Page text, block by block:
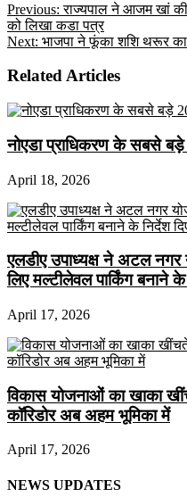
Previous: राज्यपाल ने आजम खां की
को लिखा कडा पत्र
Next: भाजपा ने फूंका शशि थरूर
Related Articles
नोएडा प्राधिकरण के सबसे बड़े
April 18, 2026
एलडीए उपाध्यक्ष ने अटल नगर
लिए मल्टीलेवल पार्किंग बनाने के
April 17, 2026
विकास योजनाओं का खाका
कॉरिडोर अब अहम भूमिका में
April 17, 2026
NEWS UPDATES